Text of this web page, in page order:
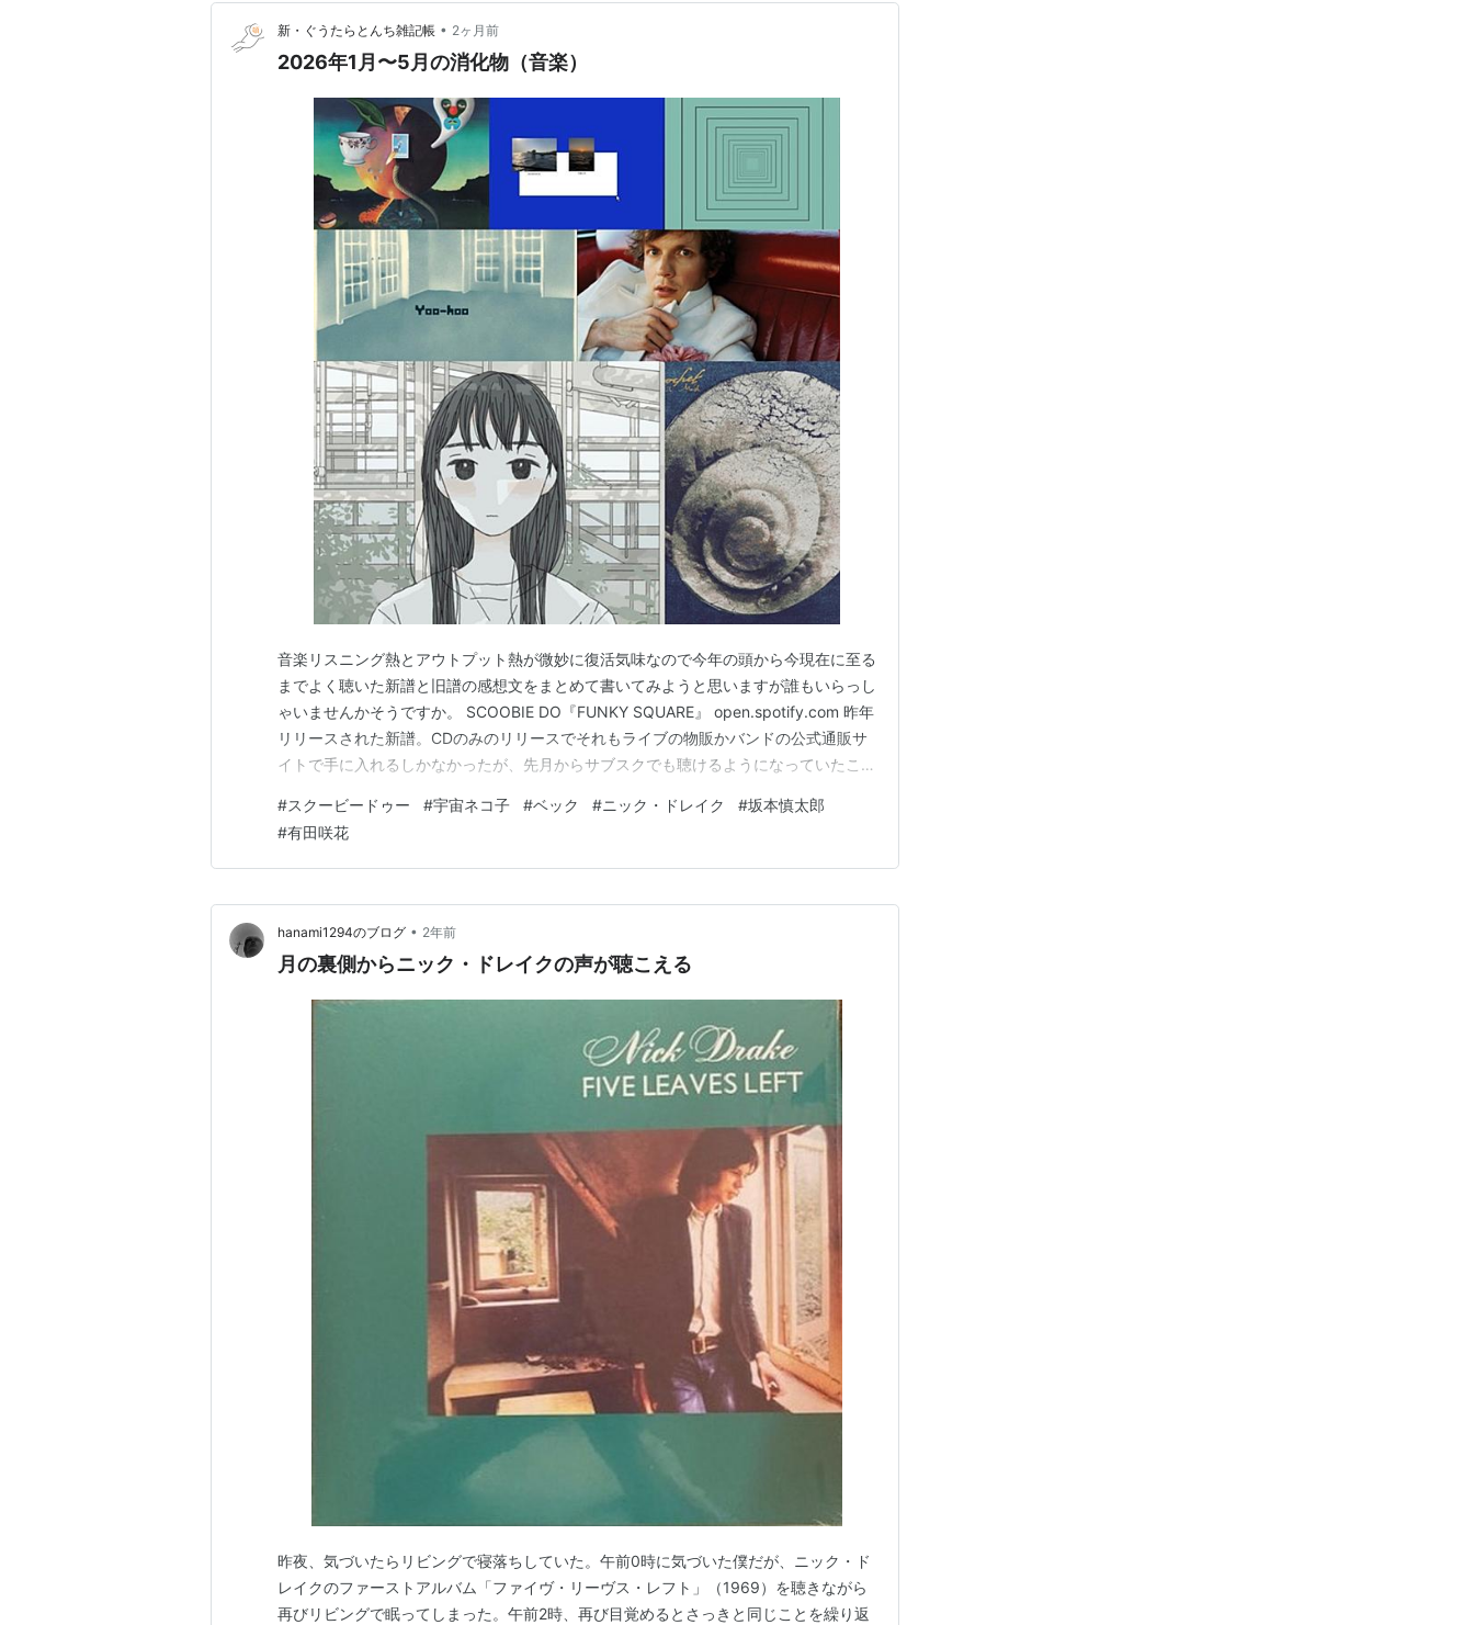
新・ぐうたらとんち雑記帳 • 2ヶ月前
2026年1月〜5月の消化物（音楽）
音楽リスニング熱とアウトプット熱が微妙に復活気味なので今年の頭から今現在に至る
までよく聴いた新譜と旧譜の感想文をまとめて書いてみようと思いますが誰もいらっし
ゃいませんかそうですか。 SCOOBIE DO『FUNKY SQUARE』 open.spotify.com 昨年
リリースされた新譜。CDのみのリリースでそれもライブの物販かバンドの公式通販サ
イトで手に入れるしかなかったが、先月からサブスクでも聴けるようになっていたこと
が、いやこのアルバムは良い。アルバム名が示すとおりファンク色濃厚な楽曲がわんさ
か収録されていて、…
#スクービードゥー #宇宙ネコ子 #ベック #ニック・ドレイク #坂本慎太郎
#有田咲花
hanami1294のブログ • 2年前
月の裏側からニック・ドレイクの声が聴こえる
昨夜、気づいたらリビングで寝落ちしていた。午前0時に気づいた僕だが、ニック・ド
レイクのファーストアルバム「ファイヴ・リーヴス・レフト」（1969）を聴きながら
再びリビングで眠ってしまった。午前2時、再び目覚めるとさっきと同じことを繰り返